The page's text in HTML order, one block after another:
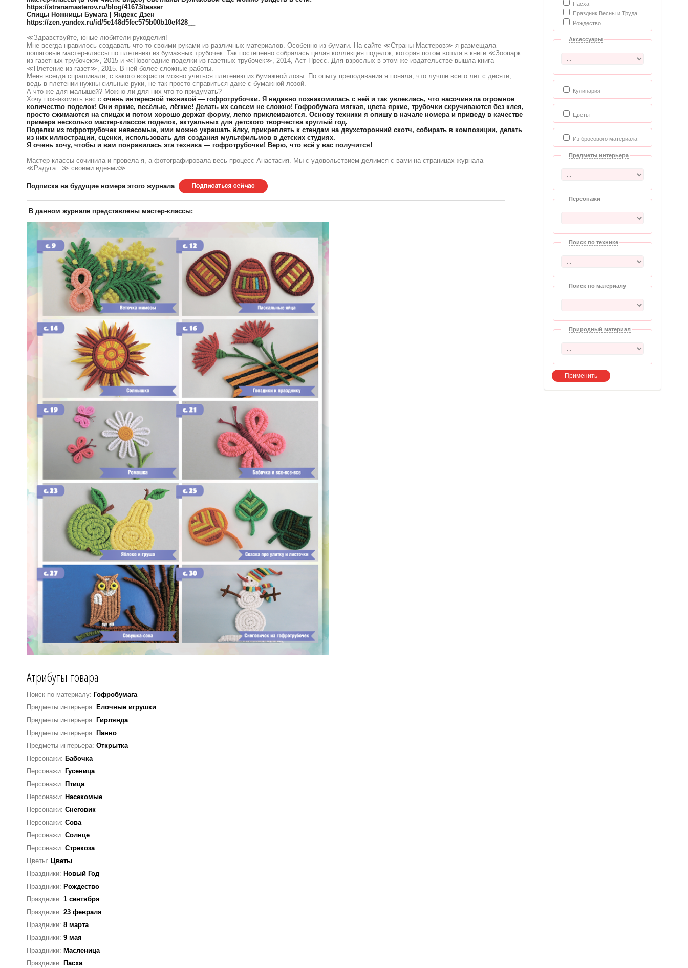
https://stranamasterov.ru/blog/41673/teaser
Спицы Ножницы Бумага | Яндекс Дзен
https://zen.yandex.ru/id/5e148d5fec575b00b10ef428__
≪Здравствуйте, юные любители рукоделия!
Мне всегда нравилось создавать что-то своими руками из различных материалов. Особенно из бумаги. На сайте ≪Страны Мастеров≫ я размещала
пошаговые мастер-классы по плетению из бумажных трубочек. Так постепенно собралась целая коллекция поделок, которая потом вошла в книги ≪Зоопарк
из газетных трубочек≫, 2015 и ≪Новогодние поделки из газетных трубочек≫, 2014, Аст-Пресс. Для взрослых в этом же издательстве вышла книга
≪Плетение из газет≫, 2015. В ней более сложные работы.
Меня всегда спрашивали, с какого возраста можно учиться плетению из бумажной лозы. По опыту преподавания я поняла, что лучше всего лет с десяти,
ведь в плетении нужны сильные руки, не так просто справиться даже с бумажной лозой.
А что же для малышей? Можно ли для них что-то придумать?
Хочу познакомить вас с очень интересной техникой — гофротрубочки. Я недавно познакомилась с ней и так увлеклась, что насочиняла огромное
количество поделок! Они яркие, весёлые, лёгкие! Делать их совсем не сложно! Гофробумага мягкая, цвета яркие, трубочки скручиваются без клея,
просто сжимаются на спицах и потом хорошо держат форму, легко приклеиваются. Основу техники я опишу в начале номера и приведу в качестве
примера несколько мастер-классов поделок, актуальных для детского творчества круглый год.
Поделки из гофротрубочек невесомые, ими можно украшать ёлку, прикреплять к стендам на двухсторонний скотч, собирать в композиции, делать
из них иллюстрации, сценки, использовать для создания мультфильмов в детских студиях.
Я очень хочу, чтобы и вам понравилась эта техника — гофротрубочки! Верю, что всё у вас получится!
Мастер-классы сочинила и провела я, а фотографировала весь процесс Анастасия. Мы с удовольствием делимся с вами на страницах журнала
≪Радуга...≫ своими идеями≫.
Подписка на будущие номера этого журнала
В данном журнале представлены мастер-классы:
Атрибуты товара
Поиск по материалу: Гофробумага
Предметы интерьера: Елочные игрушки
Предметы интерьера: Гирлянда
Предметы интерьера: Панно
Предметы интерьера: Открытка
Персонажи: Бабочка
Персонажи: Гусеница
Персонажи: Птица
Персонажи: Насекомые
Персонажи: Снеговик
Персонажи: Сова
Персонажи: Солнце
Персонажи: Стрекоза
Цветы: Цветы
Праздники: Новый Год
Праздники: Рождество
Праздники: 1 сентября
Праздники: 23 февраля
Праздники: 8 марта
Праздники: 9 мая
Праздники: Масленица
Праздники: Пасха
Пасха
Праздник Весны и Труда
Рождество
Аксессуары
Кулинария
Цветы
Из бросового материала
Предметы интерьера
Персонажи
Поиск по технике
Поиск по материалу
Природный материал